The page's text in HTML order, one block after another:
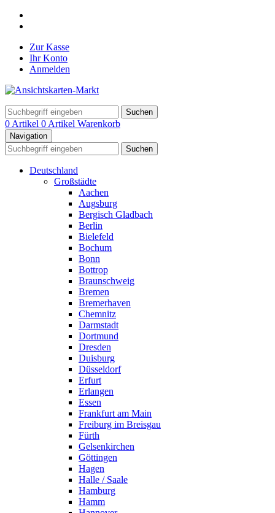
Zur Kasse
Ihr Konto
Anmelden
Suchen
0 Artikel 0 Artikel Warenkorb
Navigation
Suchen
Deutschland
Großstädte
Aachen
Augsburg
Bergisch Gladbach
Berlin
Bielefeld
Bochum
Bonn
Bottrop
Braunschweig
Bremen
Bremerhaven
Chemnitz
Darmstadt
Dortmund
Dresden
Duisburg
Düsseldorf
Erfurt
Erlangen
Essen
Frankfurt am Main
Freiburg im Breisgau
Fürth
Gelsenkirchen
Göttingen
Hagen
Halle / Saale
Hamburg
Hamm